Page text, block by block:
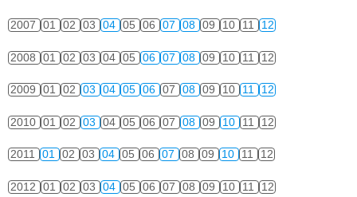
2007 01 02 03 04 05 06 07 08 09 10 11 12
2008 01 02 03 04 05 06 07 08 09 10 11 12
2009 01 02 03 04 05 06 07 08 09 10 11 12
2010 01 02 03 04 05 06 07 08 09 10 11 12
2011 01 02 03 04 05 06 07 08 09 10 11 12
2012 01 02 03 04 05 06 07 08 09 10 11 12